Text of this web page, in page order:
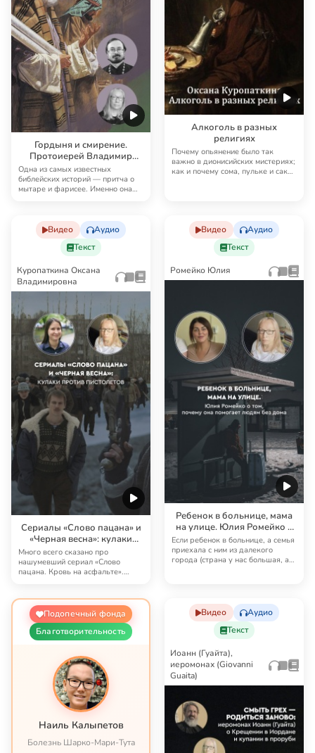
Гордыня и смирение.
Протоиерей Владимир
Хулап о современном
прочтении истории
фарисея и мытаря
Одна из самых известных
библейских историй — притча о
мытаре и фарисее. Именно она
Алкоголь в разных
религиях
Почему опьянение было так
важно в дионисийских мистериях;
как и почему сома, пульке и саке
Видео
Аудио
Текст
Куропаткина Оксана
Владимировна
Сериалы «Слово пацана» и
«Черная весна»: кулаки
против пистолетов
Много всего сказано про
нашумевший сериал «Слово
пацана. Кровь на асфальте».
Видео
Аудио
Текст
Ромейко Юлия
Ребенок в больнице, мама
на улице. Юлия Ромейко о
том, почему она помогает
бездомным
Если ребенок в больнице, а семья
приехала с ним из далекого
города (страна у нас большая, а
Подопечный фонда
Благотворительность
Наиль Калыпетов
Болезнь Шарко-Мари-Тута
Видео
Аудио
Текст
Иоанн (Гуайта),
иеромонах (Giovanni
Guaita)